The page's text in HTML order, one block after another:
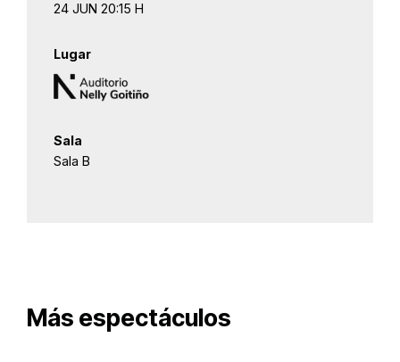
24 JUN 20:15 H
Lugar
Sala
Sala B
Más espectáculos